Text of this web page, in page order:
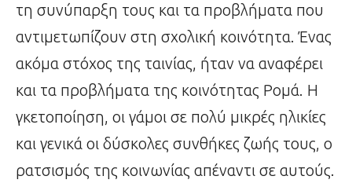
τη συνύπαρξη τους και τα προβλήματα που
αντιμετωπίζουν στη σχολική κοινότητα. Ένας
ακόμα στόχος της ταινίας, ήταν να αναφέρει
και τα προβλήματα της κοινότητας Ρομά. Η
γκετοποίηση, οι γάμοι σε πολύ μικρές ηλικίες
και γενικά οι δύσκολες συνθήκες ζωής τους, ο
ρατσισμός της κοινωνίας απέναντι σε αυτούς.